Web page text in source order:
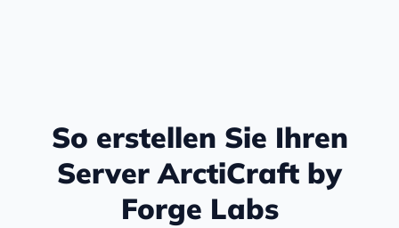
So erstellen Sie Ihren
Server ArctiCraft by
Forge Labs